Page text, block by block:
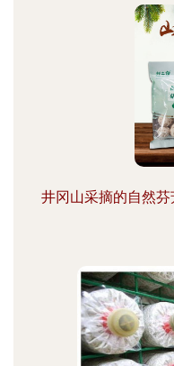
井冈山采摘的自然